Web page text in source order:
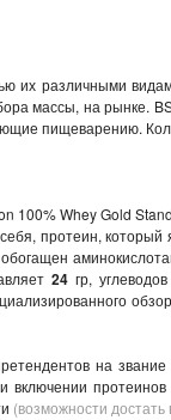
их различными
массы, на рынке.
пищеварению.
протеин,
24гр,
на
включении
(возможности